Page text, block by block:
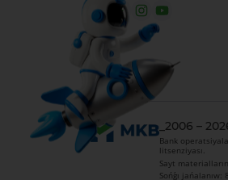
_2006 –
Bank
litsenziyası.
Sayt
Sońǵı